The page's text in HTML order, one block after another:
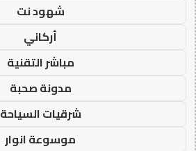
شهود نت
أركاني
مباشر التقنية
مدونة صحبة
شرقيات السياحة
موسوعة انوار